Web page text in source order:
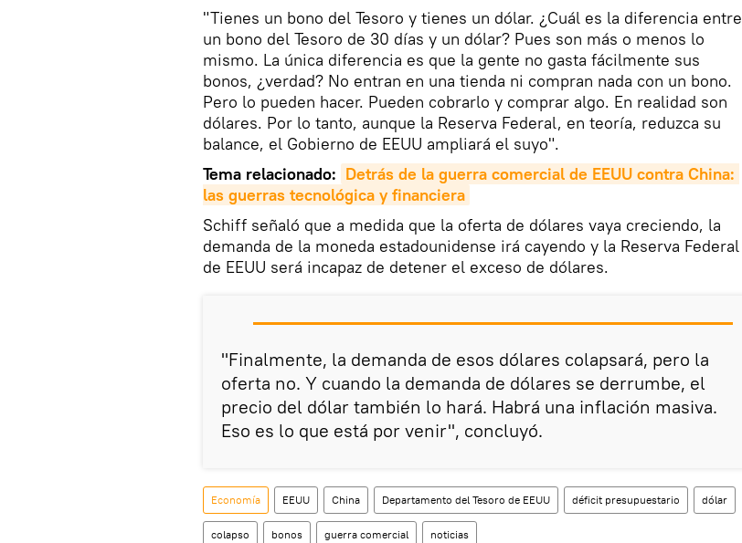
"Tienes un bono del Tesoro y tienes un dólar. ¿Cuál es la diferencia entre
un bono del Tesoro de 30 días y un dólar? Pues son más o menos lo
mismo. La única diferencia es que la gente no gasta fácilmente sus
bonos, ¿verdad? No entran en una tienda ni compran nada con un bono.
Pero lo pueden hacer. Pueden cobrarlo y comprar algo. En realidad son
dólares. Por lo tanto, aunque la Reserva Federal, en teoría, reduzca su
balance, el Gobierno de EEUU ampliará el suyo".
Tema relacionado: Detrás de la guerra comercial de EEUU contra China:
las guerras tecnológica y financiera
Schiff señaló que a medida que la oferta de dólares vaya creciendo, la
demanda de la moneda estadounidense irá cayendo y la Reserva Federal
de EEUU será incapaz de detener el exceso de dólares.
"Finalmente, la demanda de esos dólares colapsará, pero la
oferta no. Y cuando la demanda de dólares se derrumbe, el
precio del dólar también lo hará. Habrá una inflación masiva.
Eso es lo que está por venir", concluyó.
Economía EEUU China Departamento del Tesoro de EEUU déficit presupuestario dólar
colapso bonos guerra comercial noticias